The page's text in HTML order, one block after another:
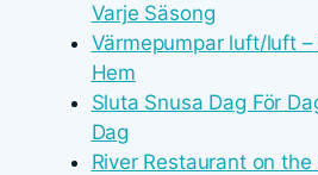
Varje Säsong
Värmepumpar luft/luft
Hem
Sluta Snusa Dag För
Dag
River Restaurant on